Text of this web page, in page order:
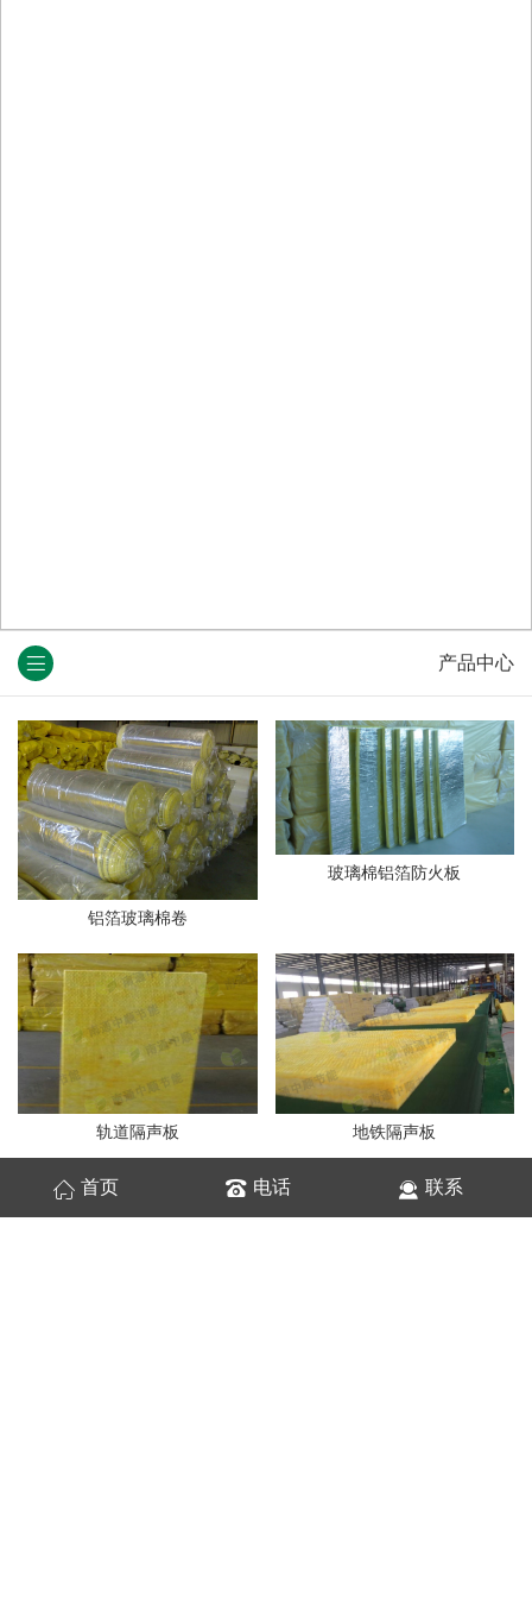
产品中心
铝箔玻璃棉卷
玻璃棉铝箔防火板
轨道隔声板 地铁隔声板
首页 电话 联系